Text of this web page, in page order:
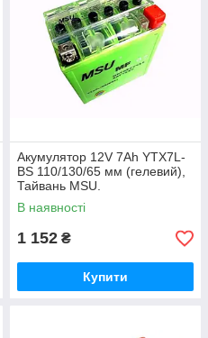
Акумулятор 12V 7Ah YTX7L-
BS 110/130/65 мм (гелевий),
Тайвань MSU.
В наявності
1 152 ₴
Купити